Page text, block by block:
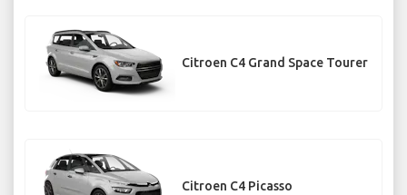
Citroen C4 Grand Space Tourer
Citroen C4 Picasso